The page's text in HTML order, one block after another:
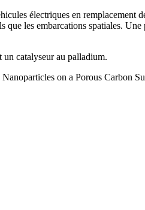
électriques en remplacement
que les embarcations spatiales.
un catalyseur au palladium.
on a Porous Carbon